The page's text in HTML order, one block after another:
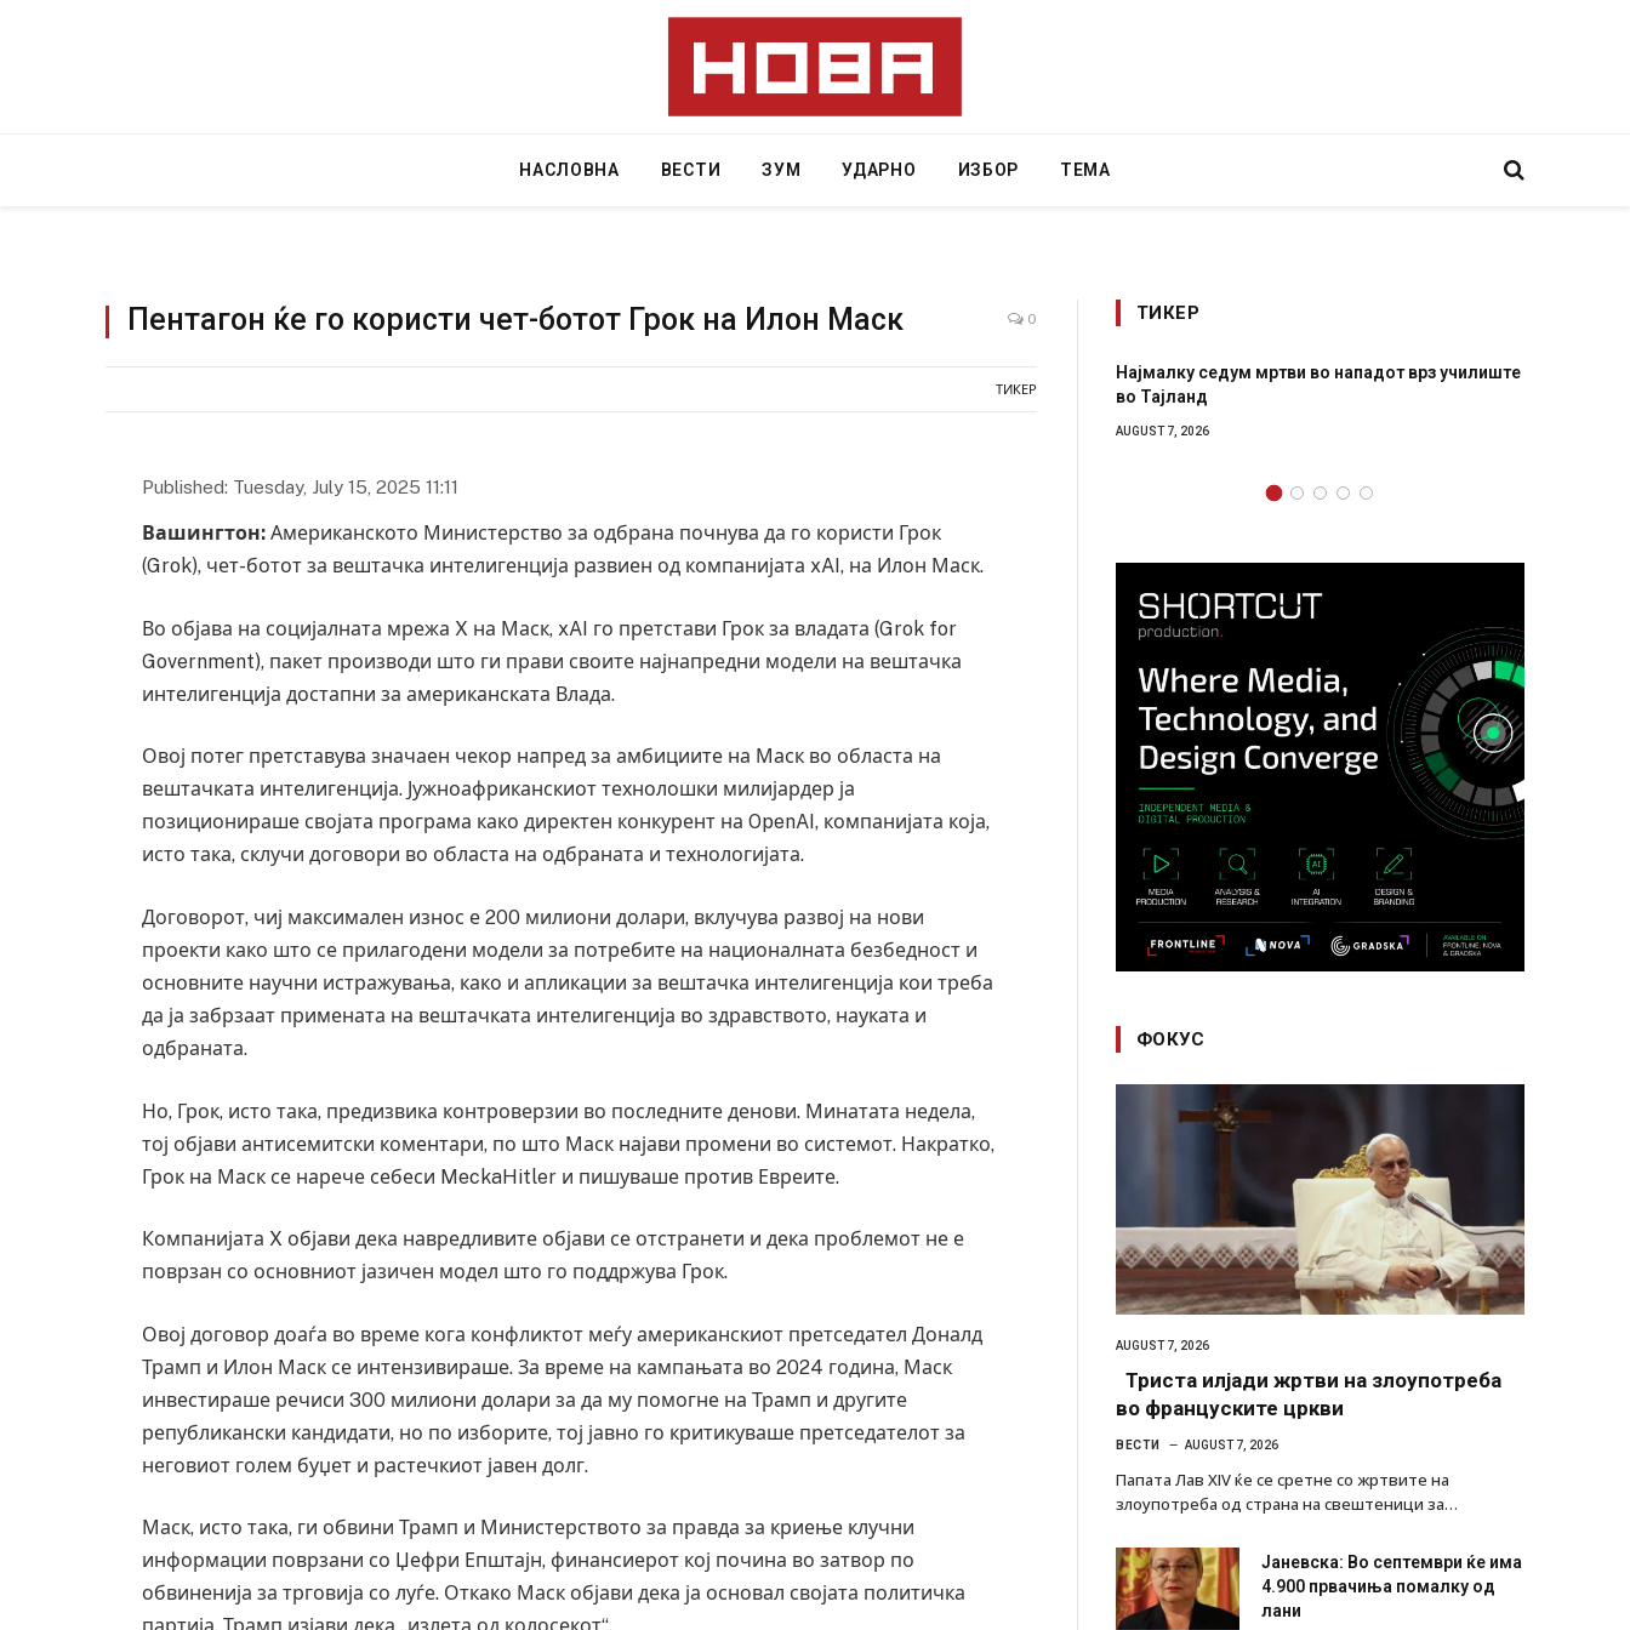
НАСЛОВНА ВЕСТИ ЗУМ УДАРНО ИЗБОР ТЕМА
Пентагон ќе го користи чет-ботот Грок на Илон Маск 0
ТИКЕР
Published: Tuesday, July 15, 2025 11:11
Вашингтон:Американското Министерство за одбрана почнува да го користи Грок
(Grok), чет-ботот за вештачка интелигенција развиен од компанијата xAI, на Илон Маск.
Во објава на социјалната мрежа X на Маск, xAI го претстави Грок за владата (Grok for
Government), пакет производи што ги прави своите најнапредни модели на вештачка
интелигенција достапни за американската Влада.
Овој потег претставува значаен чекор напред за амбициите на Маск во областа на
вештачката интелигенција. Јужноафриканскиот технолошки милијардер ја
позиционираше својата програма како директен конкурент на OpenAI, компанијата која,
исто така, склучи договори во областа на одбраната и технологијата.
Договорот, чиј максимален износ е 200 милиони долари, вклучува развој на нови
проекти како што се прилагодени модели за потребите на националната безбедност и
основните научни истражувања, како и апликации за вештачка интелигенција кои треба
да ја забрзаат примената на вештачката интелигенција во здравството, науката и
одбраната.
Но, Грок, исто така, предизвика контроверзии во последните денови. Минатата недела,
тој објави антисемитски коментари, по што Маск најави промени во системот. Накратко,
Грок на Маск се нарече себеси MeckaHitler и пишуваше против Евреите.
Компанијата X објави дека навредливите објави се отстранети и дека проблемот не е
поврзан со основниот јазичен модел што го поддржува Грок.
Овој договор доаѓа во време кога конфликтот меѓу американскиот претседател Доналд
Трамп и Илон Маск се интензивираше. За време на кампањата во 2024 година, Маск
инвестираше речиси 300 милиони долари за да му помогне на Трамп и другите
републикански кандидати, но по изборите, тој јавно го критикуваше претседателот за
неговиот голем буџет и растечкиот јавен долг.
Маск, исто така, ги обвини Трамп и Министерството за правда за криење клучни
информации поврзани со Џефри Епштајн, финансиерот кој почина во затвор по
обвиненија за трговија со луѓе. Откако Маск објави дека ја основал својата политичка
ТИКЕР
во главниот град на Русуија – експлозивот бил
Најмалку седум мртви во нападот врз училиште
во Тајланд
AUGUST 7, 2026
ФОКУС
AUGUST 7, 2026
Триста илјади жртви на злоупотреба
во француските цркви
ВЕСТИ AUGUST 7, 2026
Папата Лав XIV ќе се сретне со жртвите на
злоупотреба од страна на свештеници за…
Јаневска: Во септември ќе има
4.900 првачиња помалку од
лани